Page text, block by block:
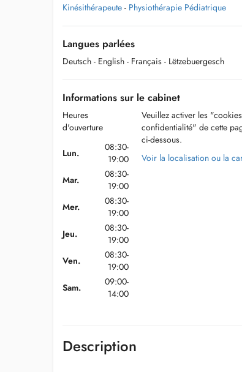
Kinésithérapeute - Physiothérapie Pédiatrique
Langues parlées
Deutsch - English - Français - Lëtzebuergesch
Informations sur le cabinet
Heures
d'ouverture
Lun.
08:30-
19:00
Mar.
08:30-
19:00
Mer.
08:30-
19:00
Jeu.
08:30-
19:00
Ven.
08:30-
19:00
Sam.
09:00-
14:00
Veuillez activer les
confidentialité" de cette
ci-dessous.
Voir la localisation ou la
Description